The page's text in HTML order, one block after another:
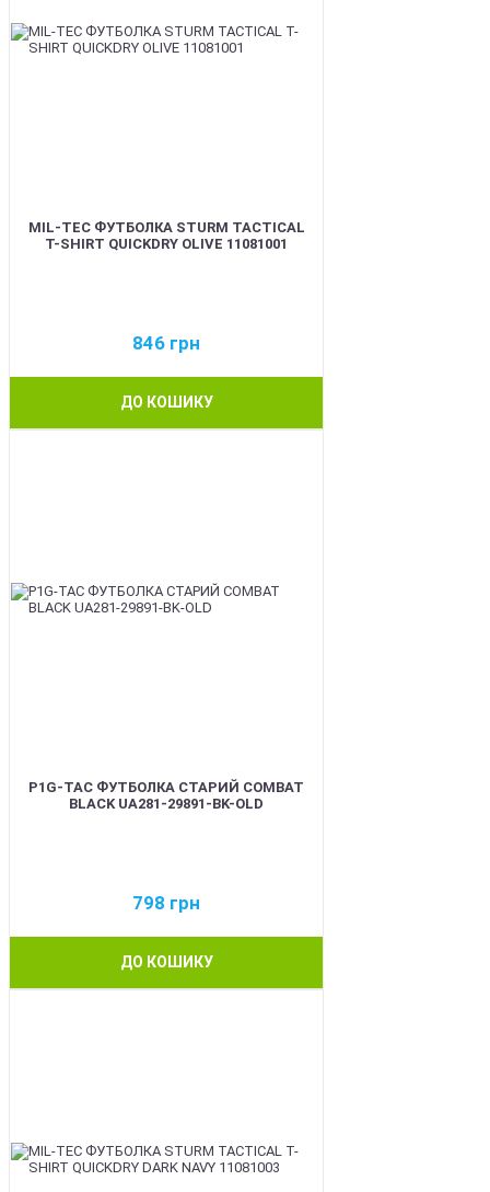
MIL-TEC ФУТБОЛКА STURM TACTICAL
T-SHIRT QUICKDRY OLIVE 11081001
846 грн
ДО КОШИКУ
P1G-TAC ФУТБОЛКА СТАРИЙ COMBAT
BLACK UA281-29891-BK-OLD
798 грн
ДО КОШИКУ